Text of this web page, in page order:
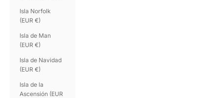
Isla Norfolk
(EUR €)
Isla de Man
(EUR €)
Isla de Navidad
(EUR €)
Isla de la
Ascensión (EUR